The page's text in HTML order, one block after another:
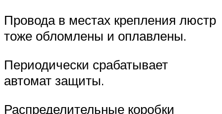
Провода в местах крепления люстр
тоже обломлены и оплавлены.
Периодически срабатывает
автомат защиты.
Распределительные коробки